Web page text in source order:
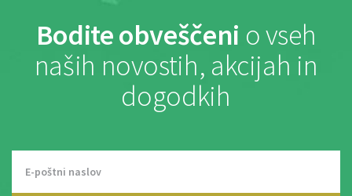
Bodite obveščeni o vseh
naših novostih, akcijah in
dogodkih